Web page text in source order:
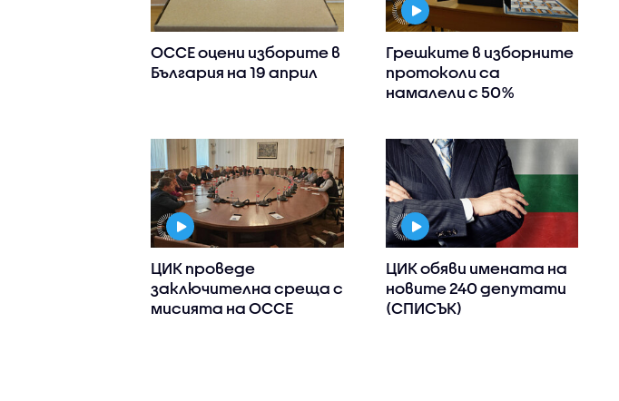
ОССЕ оцени изборите в
България на 19 април
Грешките в изборните
протоколи са
намалели с 50%
ЦИК проведе
заключителна среща с
мисията на ОССЕ
ЦИК обяви имената на
новите 240 депутати
(СПИСЪК)